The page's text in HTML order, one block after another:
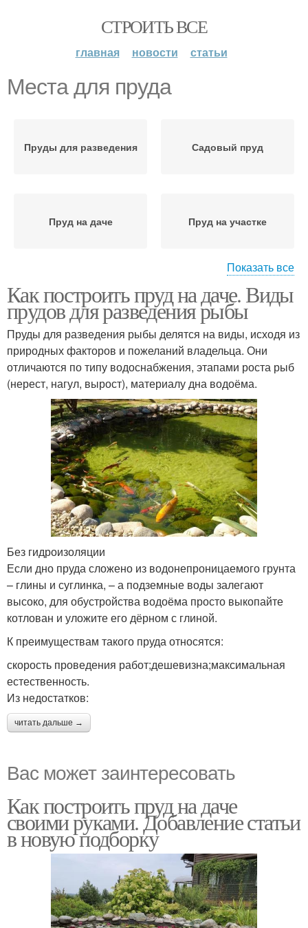
СТРОИТЬ ВСЕ
главная новости статьи
Места для пруда
Пруды для разведения Садовый пруд
Пруд на даче Пруд на участке
Пруд из готовой формы
Показать все
Как построить пруд на даче. Виды
прудов для разведения рыбы
Пруды для разведения рыбы делятся на виды, исходя из
природных факторов и пожеланий владельца. Они
отличаются по типу водоснабжения, этапами роста рыб
(нерест, нагул, вырост), материалу дна водоёма.
Без гидроизоляции
Если дно пруда сложено из водонепроницаемого грунта
– глины и суглинка, – а подземные воды залегают
высоко, для обустройства водоёма просто выкопайте
котлован и уложите его дёрном с глиной.
К преимуществам такого пруда относятся:
скорость проведения работ;дешевизна;максимальная
естественность.
Из недостатков:
читать дальше →
Вас может заинтересовать
Как построить пруд на даче
своими руками. Добавление статьи
в новую подборку